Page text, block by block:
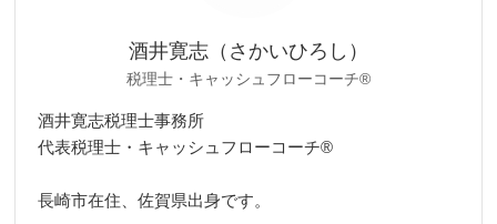
酒井寛志（さかいひろし）
税理士・キャッシュフローコーチ®
酒井寛志税理士事務所
代表税理士・キャッシュフローコーチ®
長崎市在住、佐賀県出身です。